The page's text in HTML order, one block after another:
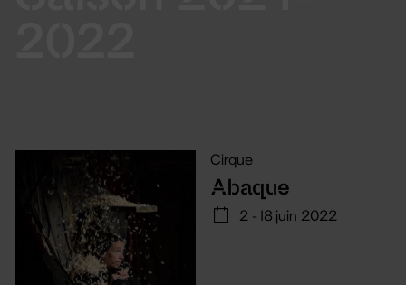
Cirque
Abaque
2 - 18 juin 2022